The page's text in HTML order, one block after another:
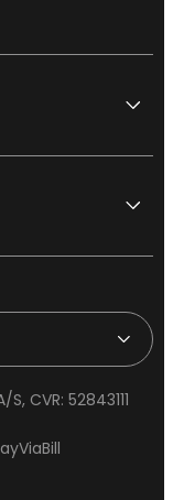
CVR: 52843111
ViaBill